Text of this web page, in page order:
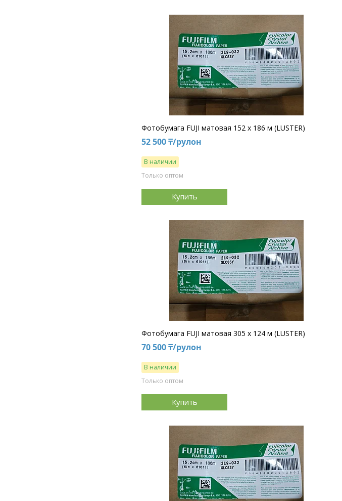
Фотобумага FUJI матовая 152 х 186 м (LUSTER)
52 500 ₸/рулон
В наличии
Только оптом
Купить
Фотобумага FUJI матовая 305 х 124 м (LUSTER)
70 500 ₸/рулон
В наличии
Только оптом
Купить